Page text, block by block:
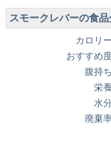
スモークレバーの食
カロリー
おすすめ
腹持ち
栄養
水分
廃棄